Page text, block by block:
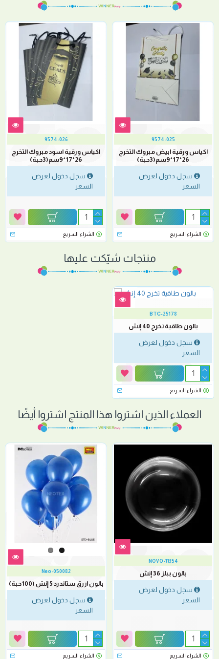
9574-025
اكياس ورقية ابيض مبروك التخرج
26*17*9سم(3حبة)
سجل دخول لعرض
السعر
الشراء السريع
9574-026
اكياس ورقية اسود مبروك التخرج
26*17*9سم(3حبة)
سجل دخول لعرض
السعر
الشراء السريع
منتجات شيّكت عليها
BTC-25178
بالون طاقية تخرج 40 إنش
سجل دخول لعرض
السعر
الشراء السريع
العملاء الذين اشتروا هذا المنتج اشتروا أيضًا
NOVO-11354
بالون ببلز 36 إنش
سجل دخول لعرض
السعر
الشراء السريع
Neo-050082
بالون ازرق ستاندرد 5 إنش (100حبة)
سجل دخول لعرض
السعر
الشراء السريع